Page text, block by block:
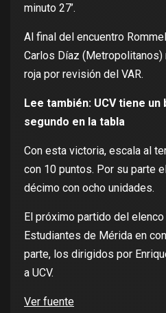
minuto 27’.
Al final del encuentro
Carlos Díaz (Metropolitanos)
roja por revisión del VAR.
Lee también: UCV tiene
segundo en la tabla
Con esta victoria, escala al
con 10 puntos. Por su parte
décimo con ocho unidades.
El próximo partido del
Estudiantes de Mérida en
parte, los dirigidos por
a UCV.
Ver fuente